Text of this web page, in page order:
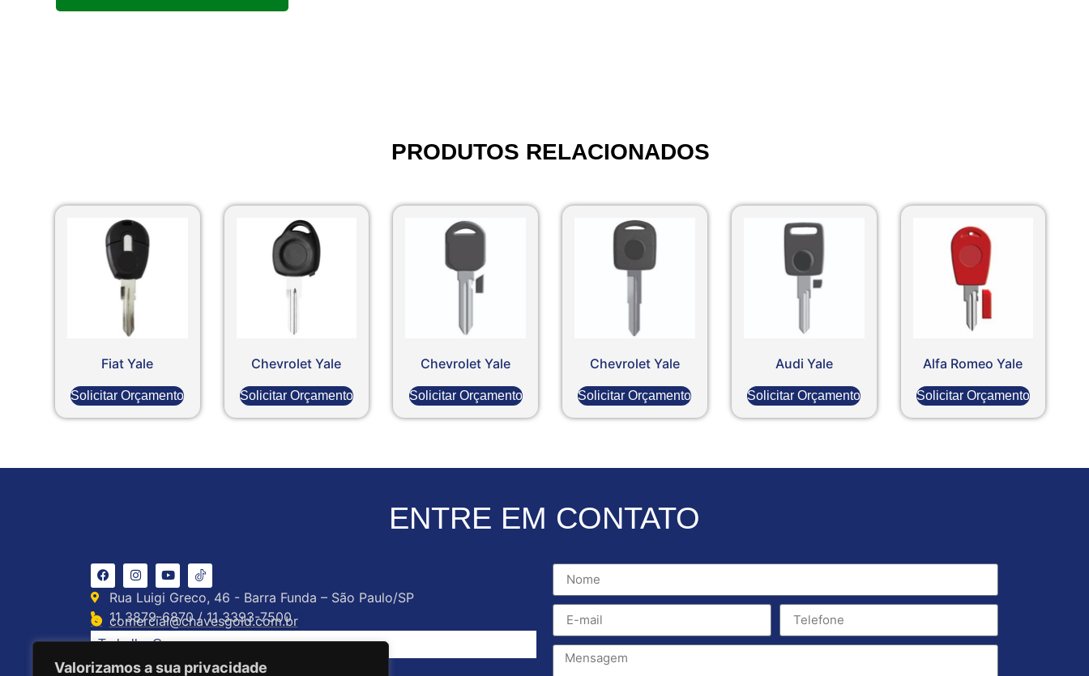
Valorizamos a sua privacidade
PRODUTOS RELACIONADOS
Fiat Yale
Solicitar Orçamento
Chevrolet Yale
Solicitar Orçamento
Chevrolet Yale
Solicitar Orçamento
Chevrolet Yale
Solicitar Orçamento
Audi Yale
Solicitar Orçamento
Alfa Romeo Yale
Solicitar Orçamento
ENTRE EM CONTATO
Rua Luigi Greco, 46 - Barra Funda – São Paulo/SP
11 3879-6870 / 11 3393-7500
comercial@chavesgold.com.br
Trabalhe Conosco